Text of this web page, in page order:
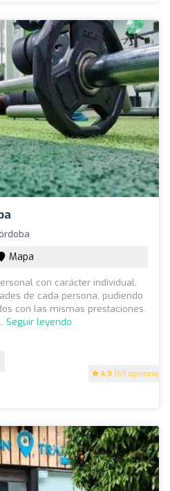
4.9 (59 opiniones)
Mapa
con carácter individual,
de cada persona, pudiendo
con las mismas prestaciones.
Seguir leyendo